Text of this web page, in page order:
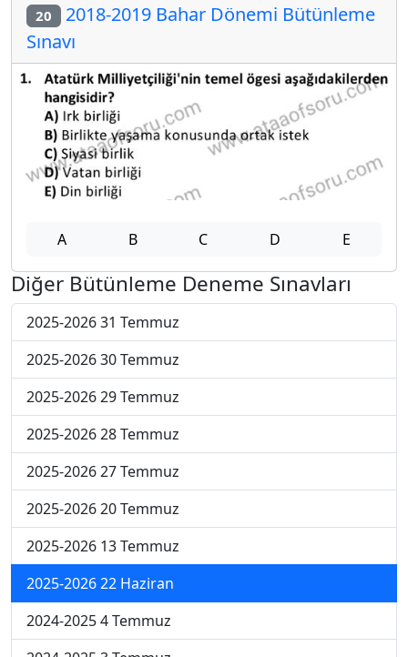
20 2018-2019 Bahar Dönemi Bütünleme
Sınavı
A B C D E
Diğer Bütünleme Deneme Sınavları
2025-2026 31 Temmuz
2025-2026 30 Temmuz
2025-2026 29 Temmuz
2025-2026 28 Temmuz
2025-2026 27 Temmuz
2025-2026 20 Temmuz
2025-2026 13 Temmuz
2025-2026 22 Haziran
2024-2025 4 Temmuz